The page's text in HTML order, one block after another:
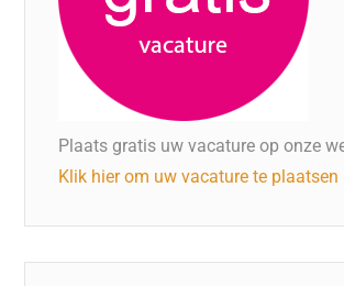
Plaats gratis uw vacature op onze
Klik hier om uw vacature te plaatsen